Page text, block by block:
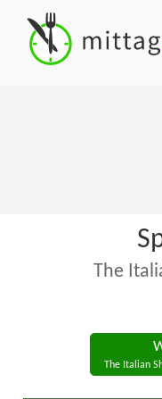
The
The Italian